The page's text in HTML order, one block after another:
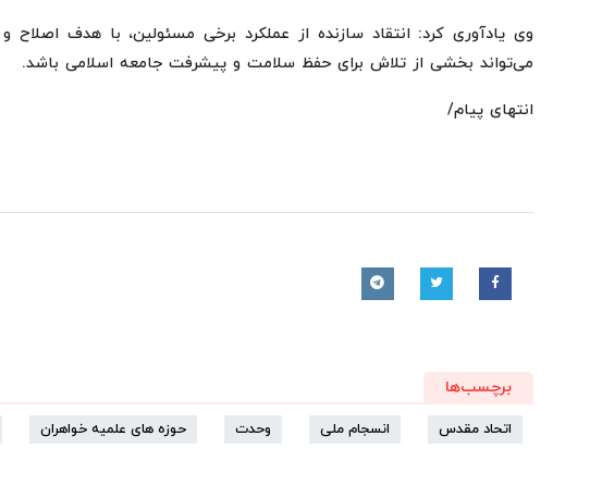
وی یادآوری کرد: انتقاد سازنده از عملکرد برخی مسئولین، با هدف اصلاح و
می‌تواند بخشی از تلاش برای حفظ سلامت و پیشرفت جامعه اسلامی باشد.
انتهای پیام/
برچسب‌ها
اتحاد مقدس انسجام ملی وحدت حوزه های علمیه خواهران